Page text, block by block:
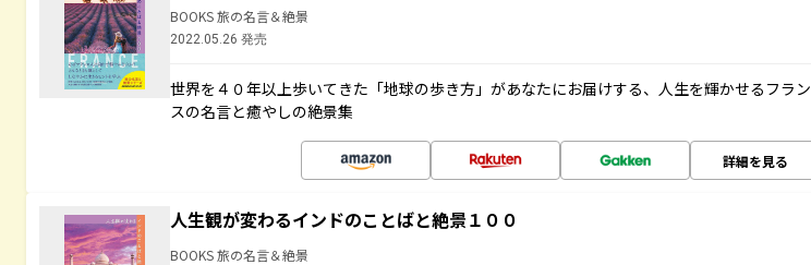
BOOKS 旅の名言＆絶景
2022.05.26 発売
世界を４０年以上歩いてきた「地球の歩き方」があなたにお届けする、人生を輝かせるフラン
スの名言と癒やしの絶景集
詳細を見る
人生観が変わるインドのことばと絶景１００
BOOKS 旅の名言＆絶景